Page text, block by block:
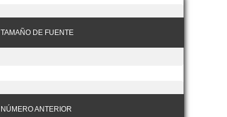
TAMAÑO DE FUENTE
NÚMERO ANTERIOR